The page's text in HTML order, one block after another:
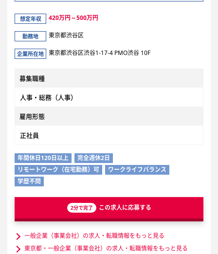
想定年収 420万円～500万円
勤務地 東京都渋谷区
企業所在地 東京都渋谷区渋谷1-17-4 PMO渋谷 10F
募集職種
人事・総務（人事）
雇用形態
正社員
年間休日120日以上
完全週休2日
リモートワーク（在宅勤務）可
ワークライフバランス
学歴不問
2分で完了 この求人に応募する
一般企業（事業会社）の求人・転職情報をもっと見る
東京都・一般企業（事業会社）の求人・転職情報をもっと見る